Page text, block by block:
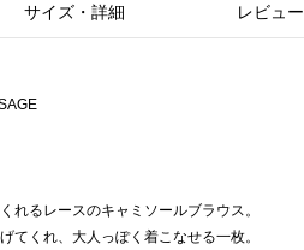
サイズ・詳細 レビュー
れるレースのキャミソールブラウス。
てくれ、大人っぽく着こなせる一枚。